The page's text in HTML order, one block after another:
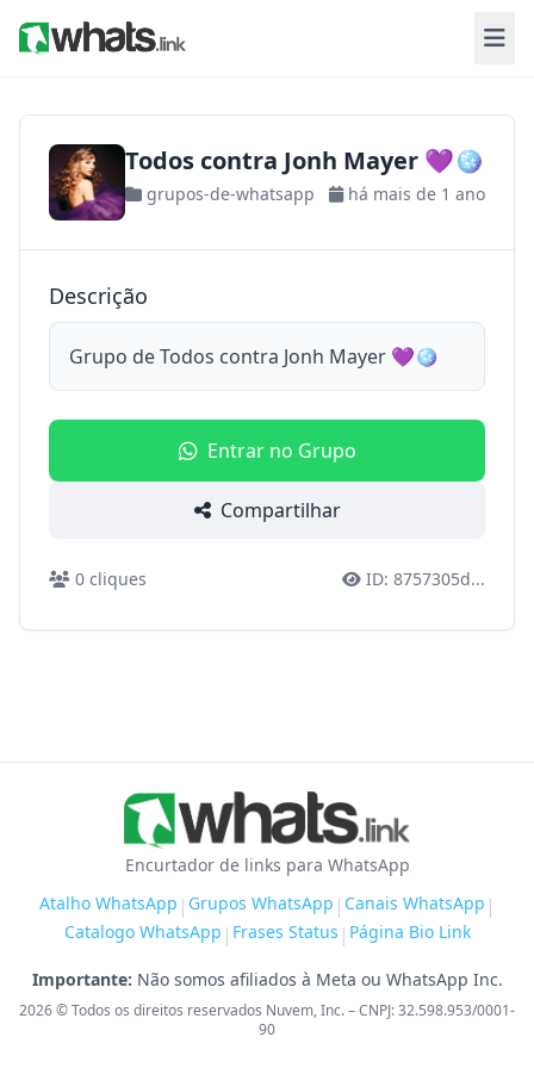
Todos contra Jonh Mayer 💜🪩
grupos-de-whatsapp há mais de 1 ano
Descrição
Grupo de Todos contra Jonh Mayer 💜🪩
Entrar no Grupo
Compartilhar
0 cliques ID: 8757305d...
Encurtador de links para WhatsApp
Atalho WhatsApp | Grupos WhatsApp | Canais WhatsApp |
Catalogo WhatsApp | Frases Status | Página Bio Link
Importante: Não somos afiliados à Meta ou WhatsApp Inc.
2026© Todos os direitos reservados Nuvem, Inc. – CNPJ: 32.598.953/0001-
90